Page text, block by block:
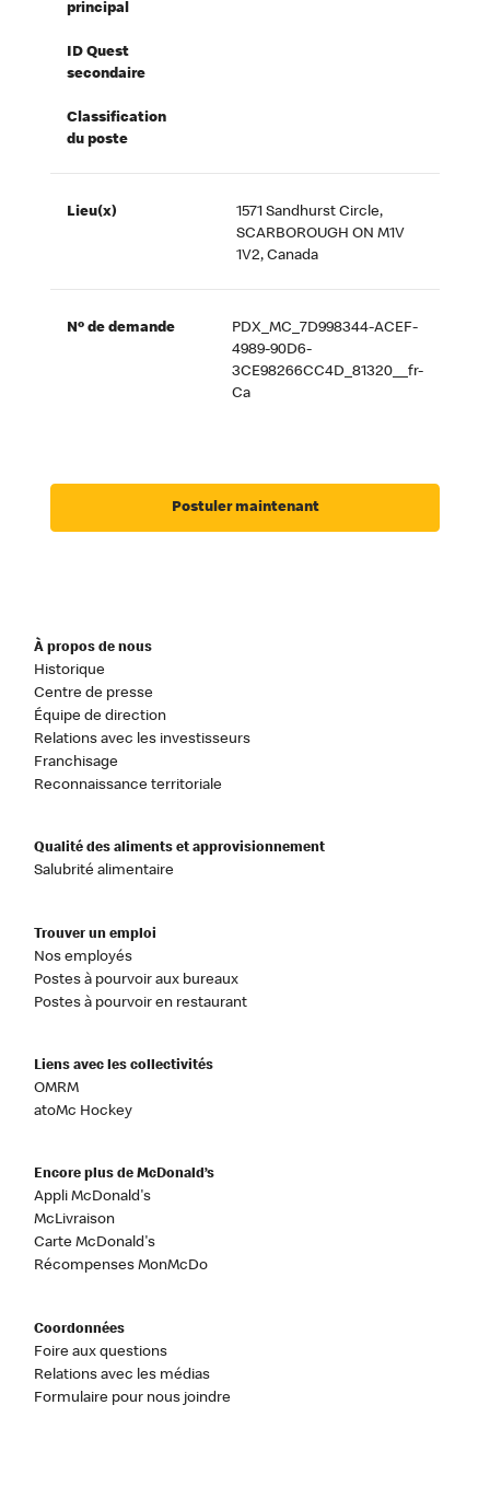
principal
ID Quest
secondaire
Classification
du poste
Lieu(x)
1571 Sandhurst Circle,
SCARBOROUGH ON M1V
1V2, Canada
Nº de demande
PDX_MC_7D998344-ACEF-
4989-90D6-
3CE98266CC4D_81320__fr-
Ca
Postuler maintenant
À propos de nous
Historique
Centre de presse
Équipe de direction
Relations avec les investisseurs
Franchisage
Reconnaissance territoriale
Qualité des aliments et approvisionnement
Salubrité alimentaire
Trouver un emploi
Nos employés
Postes à pourvoir aux bureaux
Postes à pourvoir en restaurant
Liens avec les collectivités
OMRM
atoMc Hockey
Encore plus de McDonald’s
Appli McDonald's
McLivraison
Carte McDonald's
Récompenses MonMcDo
Coordonnées
Foire aux questions
Relations avec les médias
Formulaire pour nous joindre